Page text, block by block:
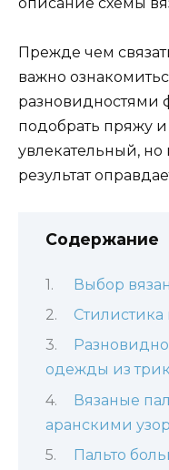
Прежде чем
важно
разновидностями
подобрать пряжу и
увлекательный,
результат
Содержание
Выбор
Стилистика
одежды из
Вязаные
аранскими
Пальто